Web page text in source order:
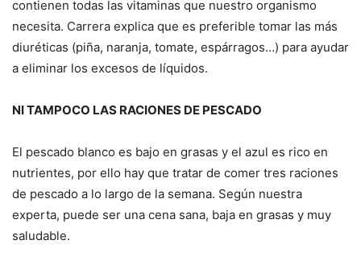
contienen todas las vitaminas que nuestro organismo
necesita. Carrera explica que es preferible tomar las más
diuréticas (piña, naranja, tomate, espárragos…) para ayudar
a eliminar los excesos de líquidos.
NI TAMPOCO LAS RACIONES DE PESCADO
El pescado blanco es bajo en grasas y el azul es rico en
nutrientes, por ello hay que tratar de comer tres raciones
de pescado a lo largo de la semana. Según nuestra
experta, puede ser una cena sana, baja en grasas y muy
saludable.